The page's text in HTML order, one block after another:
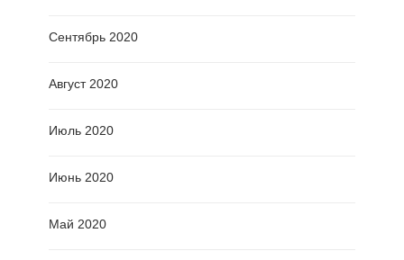
Сентябрь 2020
Август 2020
Июль 2020
Июнь 2020
Май 2020